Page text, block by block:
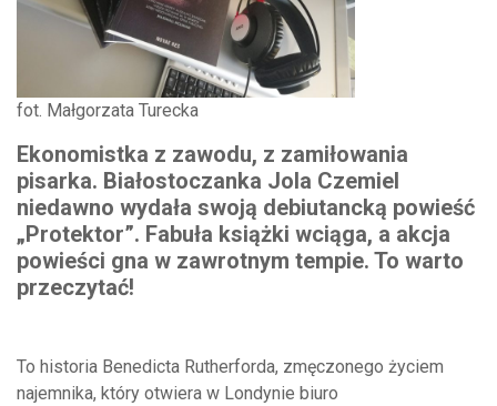
fot. Małgorzata Turecka
Ekonomistka z zawodu, z zamiłowania
pisarka. Białostoczanka Jola Czemiel
niedawno wydała swoją debiutancką powieść
„Protektor”. Fabuła książki wciąga, a akcja
powieści gna w zawrotnym tempie. To warto
przeczytać!
To historia Benedicta Rutherforda, zmęczonego życiem
najemnika, który otwiera w Londynie biuro